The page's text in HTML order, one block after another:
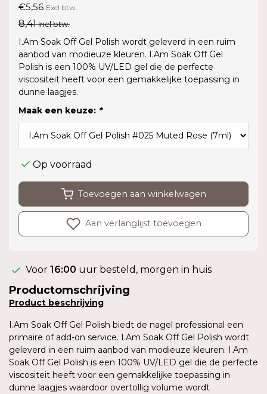
€5,56 Excl btw.
8,41Incl btw.
I.Am Soak Off Gel Polish wordt geleverd in een ruim
aanbod van modieuze kleuren. I.Am Soak Off Gel
Polish is een 100% UV/LED gel die de perfecte
viscositeit heeft voor een gemakkelijke toepassing in
dunne laagjes.
Maak een keuze: *
Op voorraad
Toevoegen aan winkelwagen
Aan verlanglijst toevoegen
Voor 16:00 uur besteld, morgen in huis
Productomschrijving
Product beschrijving
I.Am Soak Off Gel Polish biedt de nagel professional een
primaire of add-on service. I.Am Soak Off Gel Polish wordt
geleverd in een ruim aanbod van modieuze kleuren. I.Am
Soak Off Gel Polish is een 100% UV/LED gel die de perfecte
viscositeit heeft voor een gemakkelijke toepassing in
dunne laagjes waardoor overtollig volume wordt